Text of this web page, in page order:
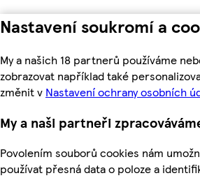
Nastavení soukromí a
My a našich 18 partnerů používáme
zobrazovat například také
změnit v Nastavení ochrany osobních
My a naši partneři
Povolením souborů cookies nám
používat přesná data o poloze a